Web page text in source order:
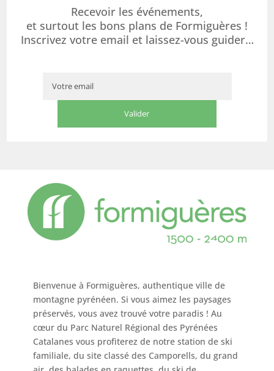
Recevoir les événements,
et surtout les bons plans de Formiguères !
Inscrivez votre email et laissez-vous guider…
Bienvenue à Formiguères, authentique ville de
montagne pyrénéen. Si vous aimez les paysages
préservés, vous avez trouvé votre paradis ! Au
cœur du Parc Naturel Régional des Pyrénées
Catalanes vous profiterez de notre station de ski
familiale, du site classé des Camporells, du grand